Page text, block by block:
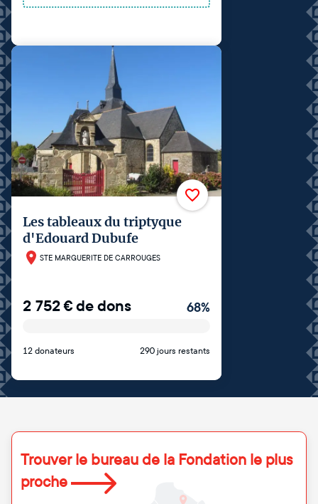
Les tableaux du triptyque
d'Edouard Dubufe
STE MARGUERITE DE CARROUGES
2 752€de dons 68%
12 donateurs 290 jours restants
Trouver le bureau de la Fondation le plus
proche